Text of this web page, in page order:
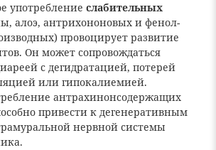
употребление слабительных
алоэ, антрихононовых и фенол-
провоцирует развитие
Он может сопровождаться
с дегидратацией, потерей
или гипокалиемией.
антрахинонсодержащих
привести к дегенеративным
нервной системы